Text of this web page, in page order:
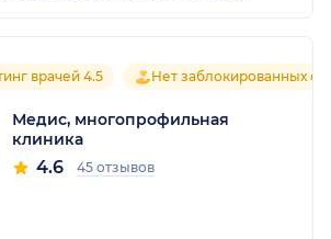
врачей 4.5 Нет заблокированных
Медис, многопрофильная
клиника
4.6 45 отзывов